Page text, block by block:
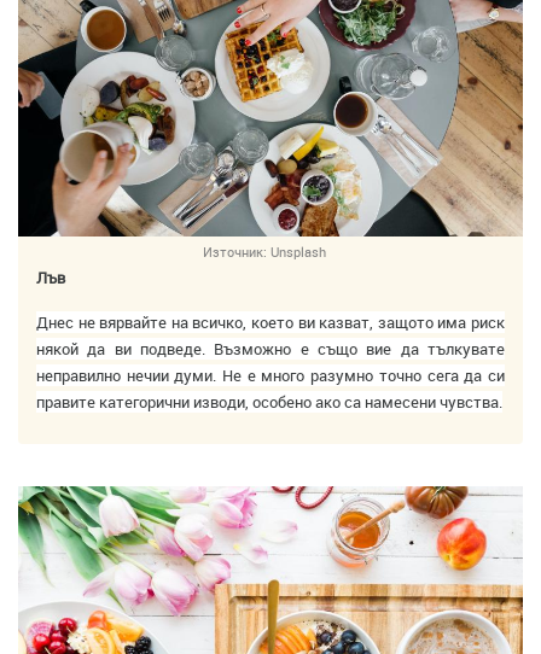
Източник: Unsplash
Лъв
Днес не вярвайте на всичко, което ви казват, защото има риск
някой да ви подведе. Възможно е също вие да тълкувате
неправилно нечии думи. Не е много разумно точно сега да си
правите категорични изводи, особено ако са намесени чувства.